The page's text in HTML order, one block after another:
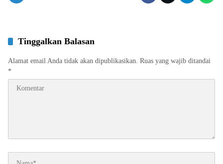
Tinggalkan Balasan
Alamat email Anda tidak akan dipublikasikan. Ruas yang wajib ditandai
*